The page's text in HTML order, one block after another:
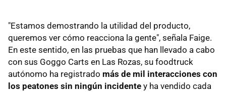
"Estamos demostrando la utilidad del producto,
queremos ver cómo reacciona la gente", señala Faige.
En este sentido, en las pruebas que han llevado a cabo
con sus Goggo Carts en Las Rozas, su foodtruck
autónomo ha registrado más de mil interacciones con
los peatones sin ningún incidente y ha vendido cada